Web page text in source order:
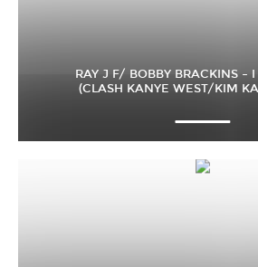
RAY J F/ BOBBY BRACKINS – I
(CLASH KANYE WEST/KIM